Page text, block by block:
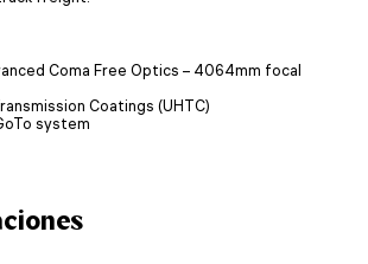
Coma Free Optics – 4064mm focal
Coatings (UHTC)
system